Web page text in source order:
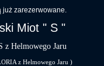
już zarezerwowane.
Miot " S "
z Helmowego Jaru
z Helmowego Jaru )